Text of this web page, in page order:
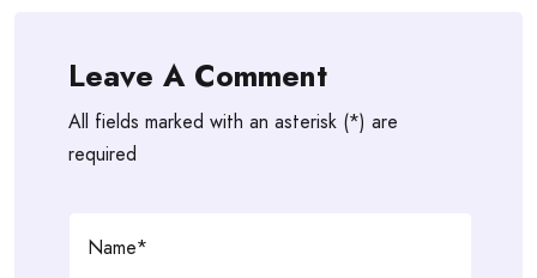
Leave A Comment
All fields marked with an asterisk (*) are
required